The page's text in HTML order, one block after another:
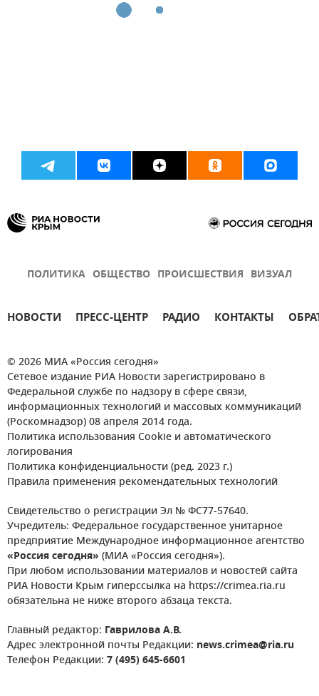
ПОЛИТИКА ОБЩЕСТВО ПРОИСШЕСТВИЯ ВИЗУАЛ
НОВОСТИ ПРЕСС-ЦЕНТР РАДИО КОНТАКТЫ
© 2026 МИА «Россия сегодня»
Сетевое издание РИА Новости зарегистрировано в
Федеральной службе по надзору в сфере связи,
информационных технологий и массовых коммуникаций
(Роскомнадзор) 08 апреля 2014 года.
Политика использования Cookie и автоматического
логирования
Политика конфиденциальности (ред. 2023 г.)
Правила применения рекомендательных технологий
Свидетельство о регистрации Эл № ФС77-57640.
Учредитель: Федеральное государственное унитарное
предприятие Международное информационное агентство
«Россия сегодня» (МИА «Россия сегодня»).
При любом использовании материалов и новостей сайта
РИА Новости Крым гиперссылка на https://crimea.ria.ru
обязательна не ниже второго абзаца текста.
Главный редактор: Гаврилова А.В.
Адрес электронной почты Редакции: news.crimea@ria.ru
Телефон Редакции: 7 (495) 645-6601